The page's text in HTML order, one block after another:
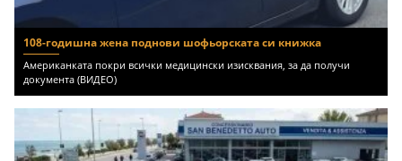
108-годишна жена поднови шофьорската си книжка
Американката покри всички медицински изисквания, за да получи
документа (ВИДЕО)